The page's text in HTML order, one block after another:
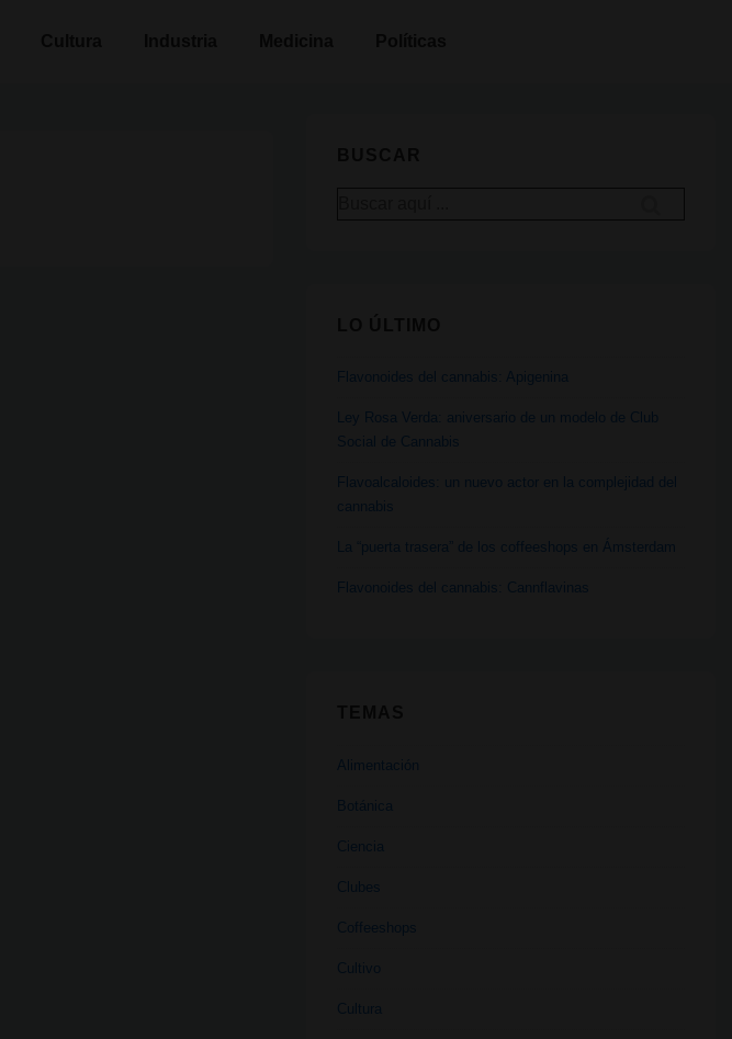
Flavonoides del cannabis: Apigenina
Ley Rosa Verda: aniversario de un modelo de Club
Social de Cannabis
Flavoalcaloides: un nuevo actor en la complejidad del
cannabis
La “puerta trasera” de los coffeeshops en Ámsterdam
Flavonoides del cannabis: Cannflavinas
Alimentación
Botánica
Ciencia
Clubes
Coffeeshops
Cultivo
Cultura